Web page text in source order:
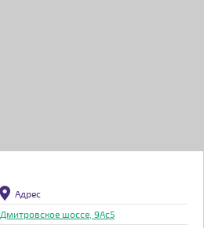
Адрес
Дмитровское шоссе, 9Ас5